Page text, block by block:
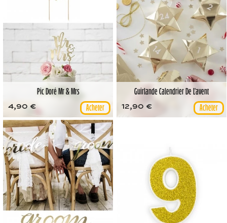
Pic Doré Mr & Mrs
4,90 €
Guirlande Calendrier De L'avent
12,90 €